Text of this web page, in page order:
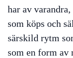
har av
som köps och
särskild rytm
som en form av